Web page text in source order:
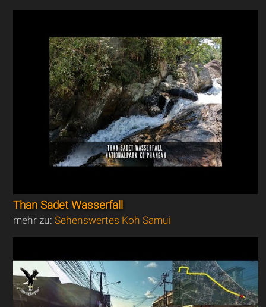
Than Sadet Wasserfall
mehr zu:Sehenswertes Koh Samui